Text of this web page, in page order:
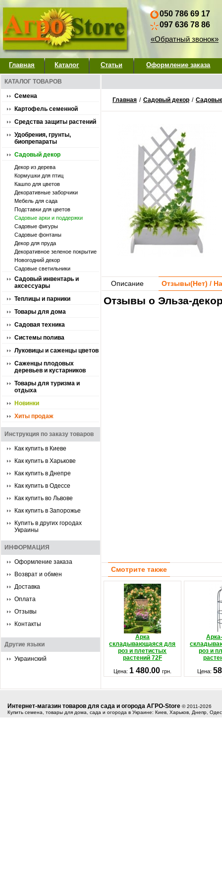
050 786 69 17
097 636 78 86
«Обратный звонок»
Главная Каталог Статьи Оформление заказа
КАТАЛОГ ТОВАРОВ
Семена
Картофель семенной
Средства защиты растений
Удобрения, грунты,
биопрепараты
Садовый декор
Декор из дерева
Кормушки для птиц
Кашпо для цветов
Декоративные заборчики
Мебель для сада
Подставки для цветов
Садовые арки и поддержки
Садовые фигуры
Садовые фонтаны
Декор для пруда
Декоративное зеленое покрытие
Новогодний декор
Садовые светильники
Садовый инвентарь и
аксессуары
Теплицы и парники
Товары для дома
Садовая техника
Системы полива
Луковицы и саженцы цветов
Саженцы плодовых
деревьев и кустарников
Товары для туризма и
отдыха
Новинки
Хиты продаж
Инструкция по заказу товаров
Как купить в Киеве
Как купить в Харькове
Как купить в Днепре
Как купить в Одессе
Как купить во Львове
Как купить в Запорожье
Купить в других городах
Украины
ИНФОРМАЦИЯ
Оформление заказа
Возврат и обмен
Доставка
Оплата
Отзывы
Контакты
Другие языки
Украинский
Главная / Садовый декор /
Описание Отзывы(Нет) /
Отзывы о Эльза-
Смотрите также
Арка
складывающаяся для
роз и плетистых
растений 72F
роз и
Цена: 1 480.00 грн. Цена:
Интернет-магазин товаров для сада и огорода АГРО-Store © 2011-2026
Купить семена, товары для дома, сада и огорода в Украине: Киев, Харьков, Днепр,